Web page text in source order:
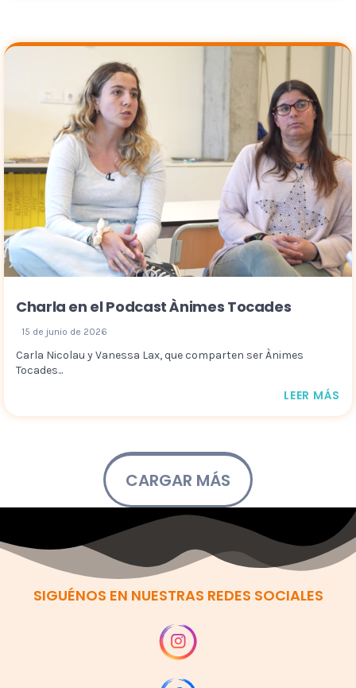
Charla en el Podcast Ànimes Tocades
15 de junio de 2026
Carla Nicolau y Vanessa Lax, que comparten ser Ànimes
Tocades...
LEER MÁS
CARGAR MÁS
SIGUÉNOS EN NUESTRAS REDES SOCIALES